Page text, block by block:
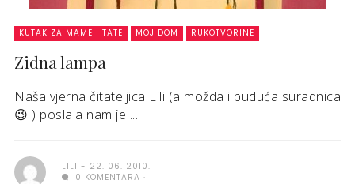
KUTAK ZA MAME I TATE MOJ DOM RUKOTVORINE
Zidna lampa
Naša vjerna čitateljica Lili (a možda i buduća suradnica
😉 ) poslala nam je ...
LILI
22. 06. 2010.
0 KOMENTARA